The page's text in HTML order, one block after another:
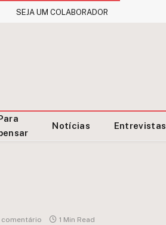
SEJA UM COLABORADOR
Notícias Entrevistas
comentário 1 Min Read